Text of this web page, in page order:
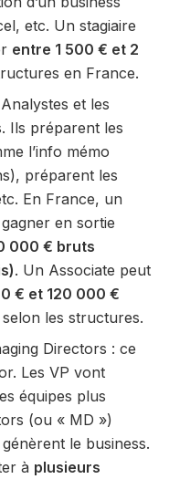
etc. Un stagiaire
entre 1 500 € et 2
en France.
et les
Ils préparent les
l’info mémo
préparent les
En France, un
en sortie
000 € bruts
. Un Associate peut
€ et 120 000 €
les structures.
Directors : ce
Les VP vont
équipes plus
(ou « MD »)
le business.
à plusieurs